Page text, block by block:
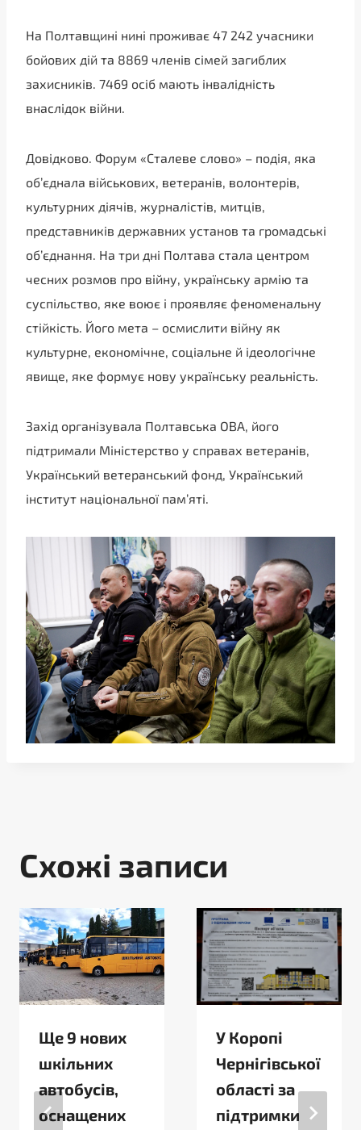
На Полтавщині нині проживає 47 242 учасники
бойових дій та 8869 членів сімей загиблих
захисників. 7469 осіб мають інвалідність
внаслідок війни.
Довідково. Форум «Сталеве слово» – подія, яка
об’єднала військових, ветеранів, волонтерів,
культурних діячів, журналістів, митців,
представників державних установ та громадські
об’єднання. На три дні Полтава стала центром
чесних розмов про війну, українську армію та
суспільство, яке воює і проявляє феноменальну
стійкість. Його мета – осмислити війну як
культурне, економічне, соціальне й ідеологічне
явище, яке формує нову українську реальність.
Захід організувала Полтавська ОВА, його
підтримали Міністерство у справах ветеранів,
Український ветеранський фонд, Український
інститут національної пам’яті.
Схожі записи
Ще 9 нових
шкільних
автобусів,
оснащених
У Коропі
Чернігівської
області за
підтримки